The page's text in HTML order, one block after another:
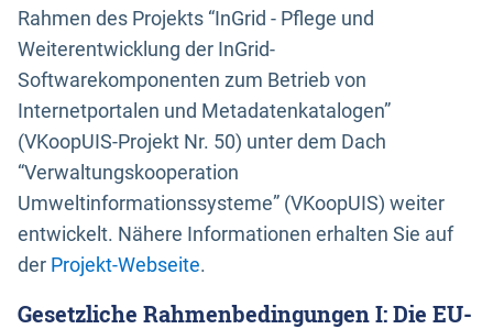
Rahmen des Projekts “InGrid - Pflege und
Weiterentwicklung der InGrid-
Softwarekomponenten zum Betrieb von
Internetportalen und Metadatenkatalogen”
(VKoopUIS-Projekt Nr. 50) unter dem Dach
“Verwaltungskooperation
Umweltinformationssysteme” (VKoopUIS) weiter
entwickelt. Nähere Informationen erhalten Sie auf
der Projekt-Webseite.
Gesetzliche Rahmenbedingungen I: Die EU-